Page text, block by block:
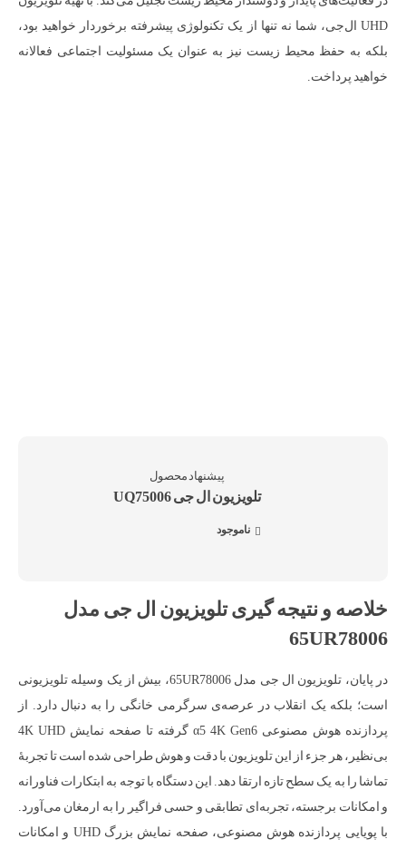
UHD ال‌جی، شما نه تنها از یک تکنولوژی پیشرفته برخوردار خواهید بود،
بلکه به حفظ محیط زیست نیز به عنوان یک مسئولیت اجتماعی فعالانه
خواهید پرداخت.
تلویزیون ال جی UQ75006
ناموجود
خلاصه و نتیجه گیری تلویزیون ال جی مدل
65UR78006
در پایان، تلویزیون ال جی مدل 65UR78006، بیش از یک وسیله تلویزیونی
است؛ بلکه یک انقلاب در عرصه‌ی سرگرمی خانگی را به دنبال دارد. از
پردازنده هوش مصنوعی α5 4K Gen6 گرفته تا صفحه نمایش 4K UHD
بی‌نظیر، هر جزء از این تلویزیون با دقت و هوش طراحی شده است تا تجربهٔ
تماشا را به یک سطح تازه ارتقا دهد. این دستگاه با توجه به ابتکارات فناورانه
و امکانات برجسته، تجربه‌ای تطابقی و حسی فراگیر را به ارمغان می‌آورد.
با پویایی پردازنده هوش مصنوعی، صفحه نمایش بزرگ UHD و امکانات